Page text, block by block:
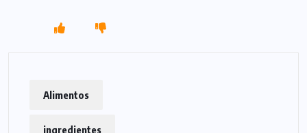
Alimentos
ingredientes